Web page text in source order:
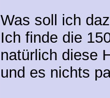
Was soll ich
Ich finde die
natürlich diese
und es nichts